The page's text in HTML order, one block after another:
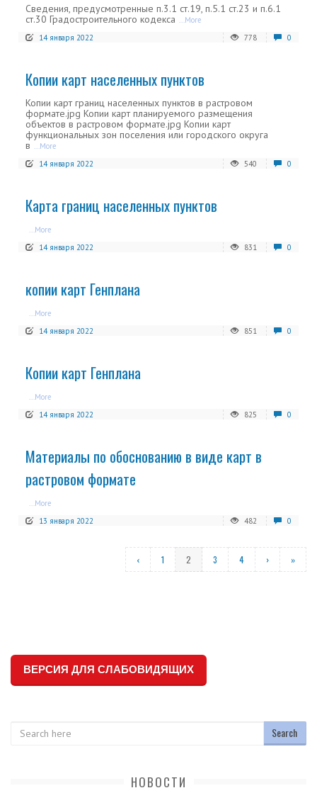
Сведения, предусмотренные п.3.1 ст.19, п.5.1 ст.23 и п.6.1
ст.30 Градостроительного кодекса ...More
14 января 2022
778 0
Копии карт населенных пунктов
Копии карт границ населенных пунктов в растровом
формате.jpg Копии карт планируемого размещения
объектов в растровом формате.jpg Копии карт
функциональных зон поселения или городского округа
в ...More
14 января 2022
540 0
Карта границ населенных пунктов
...More
14 января 2022
831 0
копии карт Генплана
...More
14 января 2022
851 0
Копии карт Генплана
...More
14 января 2022
825 0
Материалы по обоснованию в виде карт в
растровом формате
...More
13 января 2022
482 0
‹ 1 2 3 4 › »
ВЕРСИЯ ДЛЯ СЛАБОВИДЯЩИХ
НОВОСТИ